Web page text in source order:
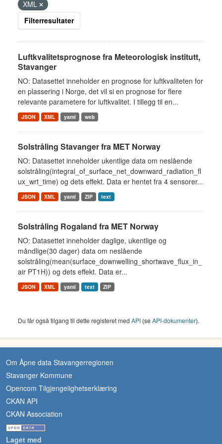
XML
Filterresultater
Luftkvalitetsprognose fra Meteorologisk institutt,
Stavanger
NO: Datasettet inneholder en prognose for luftkvaliteten for
en plassering i Norge, det vil si en prognose for flere
relevante parametere for luftkvalitet. I tillegg til en...
JSON XML yaml web
Solstråling Stavanger fra MET Norway
NO: Datasettet inneholder ukentlige data om neslående
solstråling(integral_of_surface_net_downward_radiation_fl
ux_wrt_time) og dets effekt. Data er hentet fra 4 sensorer...
JSON XML yaml ZIP text
Solstråling Rogaland fra MET Norway
NO: Datasettet inneholder daglige, ukentlige og
måndlige(30 dager) data om neslående
solstråling(mean(surface_downwelling_shortwave_flux_in_
air PT1H)) og dets effekt. Data er...
JSON XML yaml text ZIP
Du får også tilgang til dette registeret med API (seAPI-dokumenter).
Om Åpne data Stavangerregionen
Stavanger Kommune
Opencom Tilgjengelighetserklæring
CKAN API
CKAN Association
Laget med